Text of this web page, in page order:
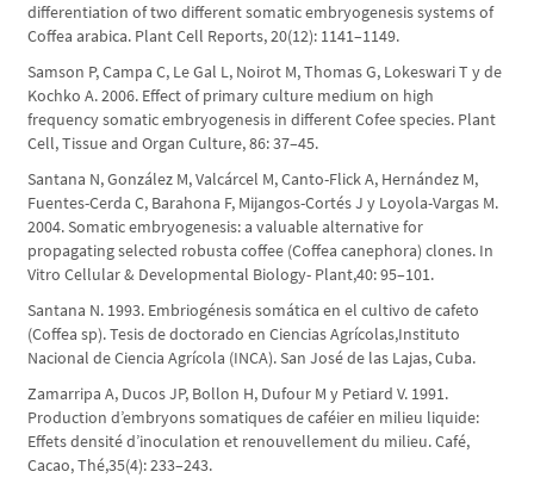
differentiation of two different somatic embryogenesis systems of
Coffea arabica. Plant Cell Reports, 20(12): 1141–1149.
Samson P, Campa C, Le Gal L, Noirot M, Thomas G, Lokeswari T y de
Kochko A. 2006. Effect of primary culture medium on high
frequency somatic embryogenesis in different Cofee species. Plant
Cell, Tissue and Organ Culture, 86: 37–45.
Santana N, González M, Valcárcel M, Canto-Flick A, Hernández M,
Fuentes-Cerda C, Barahona F, Mijangos-Cortés J y Loyola-Vargas M.
2004. Somatic embryogenesis: a valuable alternative for
propagating selected robusta coffee (Coffea canephora) clones. In
Vitro Cellular & Developmental Biology- Plant,40: 95–101.
Santana N. 1993. Embriogénesis somática en el cultivo de cafeto
(Coffea sp). Tesis de doctorado en Ciencias Agrícolas,Instituto
Nacional de Ciencia Agrícola (INCA). San José de las Lajas, Cuba.
Zamarripa A, Ducos JP, Bollon H, Dufour M y Petiard V. 1991.
Production d’embryons somatiques de caféier en milieu liquide:
Effets densité d’inoculation et renouvellement du milieu. Café,
Cacao, Thé,35(4): 233–243.